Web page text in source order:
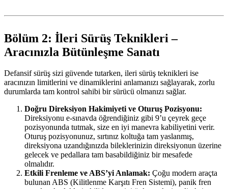
Bölüm 2: İleri Sürüş Teknikleri –
Aracınızla Bütünleşme Sanatı
Defansif sürüş sizi güvende tutarken, ileri sürüş teknikleri ise
aracınızın limitlerini ve dinamiklerini anlamanızı sağlayarak, zorlu
durumlarda tam kontrol sahibi bir sürücü olmanızı sağlar.
Doğru Direksiyon Hakimiyeti ve Oturuş Pozisyonu:
Direksiyonu e-sınavda öğrendiğiniz gibi 9’u çeyrek geçe
pozisyonunda tutmak, size en iyi manevra kabiliyetini verir.
Oturuş pozisyonunuz, sırtınız koltuğa tam yaslanmış,
direksiyona uzandığınızda bileklerinizin direksiyonun üzerine
gelecek ve pedallara tam basabildiğiniz bir mesafede
olmalıdır.
Etkili Frenleme ve ABS’yi Anlamak: Çoğu modern araçta
bulunan ABS (Kilitlenme Karşıtı Fren Sistemi), panik fren